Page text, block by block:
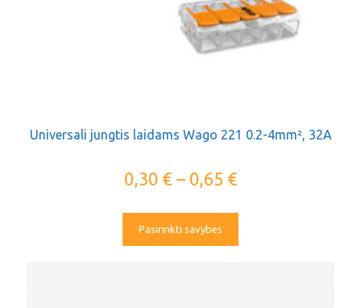
Universali jungtis laidams Wago 221 0.2-4mm², 32A
0,30 €– 0,65 €
Pasirinkti savybes